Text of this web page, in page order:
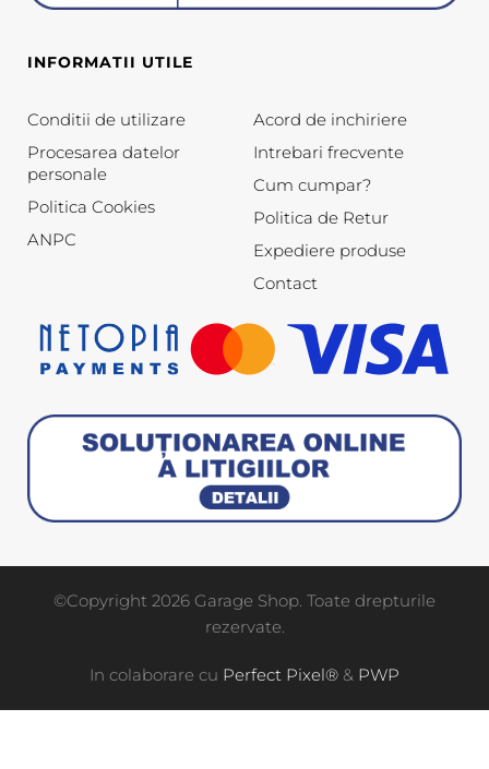
INFORMATII UTILE
Conditii de utilizare
Procesarea datelor
personale
Politica Cookies
ANPC
Acord de inchiriere
Intrebari frecvente
Cum cumpar?
Politica de Retur
Expediere produse
Contact
©Copyright 2026 Garage Shop. Toate drepturile
rezervate.
In colaborare cu Perfect Pixel® & PWP